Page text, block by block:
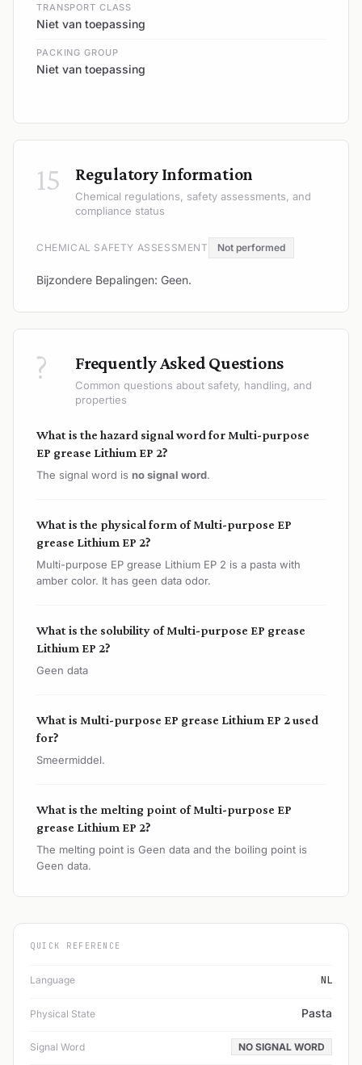
TRANSPORT CLASS
Niet van toepassing
PACKING GROUP
Niet van toepassing
15 Regulatory Information
Chemical regulations, safety assessments, and
compliance status
CHEMICAL SAFETY ASSESSMENT Not performed
Bijzondere Bepalingen: Geen.
? Frequently Asked Questions
Common questions about safety, handling, and
properties
What is the hazard signal word for Multi-purpose
EP grease Lithium EP 2?
The signal word is no signal word.
What is the physical form of Multi-purpose EP
grease Lithium EP 2?
Multi-purpose EP grease Lithium EP 2 is a pasta with
amber color. It has geen data odor.
What is the solubility of Multi-purpose EP grease
Lithium EP 2?
Geen data
What is Multi-purpose EP grease Lithium EP 2 used
for?
Smeermiddel.
What is the melting point of Multi-purpose EP
grease Lithium EP 2?
The melting point is Geen data and the boiling point is
Geen data.
QUICK REFERENCE
Language NL
Physical State Pasta
Signal Word NO SIGNAL WORD